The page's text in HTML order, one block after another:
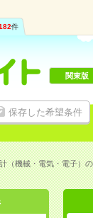
件
保存した希望条件
関東版
（機械・電気・電子）